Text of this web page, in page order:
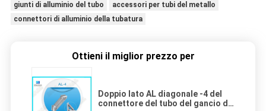
giunti di alluminio del tubo
accessori per tubi del metallo
connettori di alluminio della tubatura
Ottieni il miglior prezzo per
Doppio lato AL diagonale -4 del
connettore del tubo del gancio di